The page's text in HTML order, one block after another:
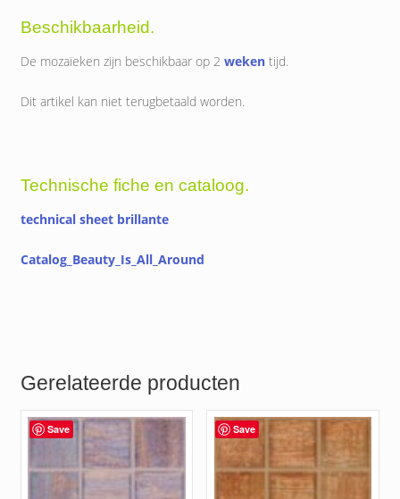
Beschikbaarheid.
De mozaïeken zijn beschikbaar op 2 wekentijd.
Dit artikel kan niet terugbetaald worden.
Technische fiche en cataloog.
technical sheet brillante
Catalog_Beauty_Is_All_Around
Gerelateerde producten
Save Save